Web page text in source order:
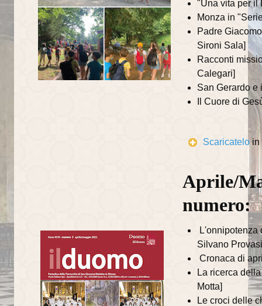
UNITALSI
San Vincenzo
Centro Orientamento Famiglia
Documenti e riflessioni
annata 2025
annata 2024
annata 2023
"Una vita per il
Monza in
Padre
Sironi Sala]
Racconti
Calegari]
San Gerardo e
Il Cuore di
Scaricateloin
Aprile/
numero:
L'onnipotenza
Silvano
Cronaca di
La ricerca
Motta]
Le croci delle